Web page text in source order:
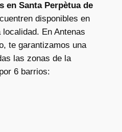
en Santa Perpètua de
disponibles en
En Antenas
te garantizamos una
las zonas de la
6 barrios: